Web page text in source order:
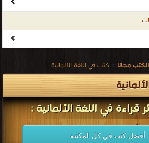
مجانا > كتب في اللغة الألمانية
في اللغة الألمانية :
أفضل كتب في كل المكتبة